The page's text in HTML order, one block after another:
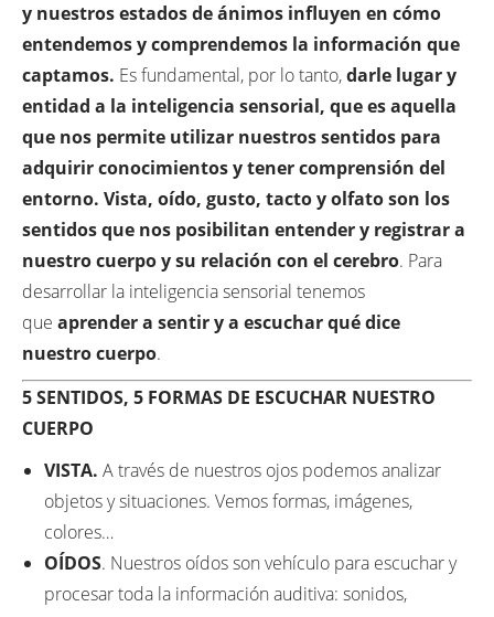
y nuestros estados de ánimos influyen en cómo
entendemos y comprendemos la información que
captamos. Es fundamental, por lo tanto,darle lugar y
entidad a la inteligencia sensorial, que es aquella
que nos permite utilizar nuestros sentidos para
adquirir conocimientos y tener comprensión del
entorno. Vista, oído, gusto, tacto y olfato son los
sentidos que nos posibilitan entender y registrar a
nuestro cuerpo y su relación con el cerebro. Para
desarrollar la inteligencia sensorial tenemos
que aprender a sentir y a escuchar qué dice
nuestro cuerpo.
5 SENTIDOS, 5 FORMAS DE ESCUCHAR NUESTRO
CUERPO
VISTA. A través de nuestros ojos podemos analizar
objetos y situaciones. Vemos formas, imágenes,
colores…
OÍDOS. Nuestros oídos son vehículo para escuchar y
procesar toda la información auditiva: sonidos,